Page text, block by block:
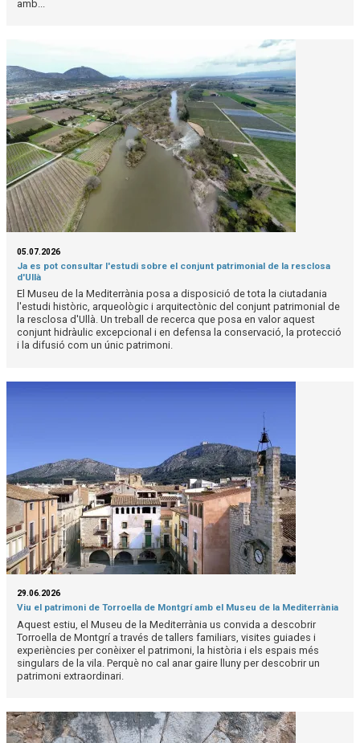
amb...
05.07.2026
Ja es pot consultar l'estudi sobre el conjunt patrimonial de la resclosa
d'Ullà
El Museu de la Mediterrània posa a disposició de tota la ciutadania
l'estudi històric, arqueològic i arquitectònic del conjunt patrimonial de
la resclosa d'Ullà. Un treball de recerca que posa en valor aquest
conjunt hidràulic excepcional i en defensa la conservació, la protecció
i la difusió com un únic patrimoni.
29.06.2026
Viu el patrimoni de Torroella de Montgrí amb el Museu de la Mediterrània
Aquest estiu, el Museu de la Mediterrània us convida a descobrir
Torroella de Montgrí a través de tallers familiars, visites guiades i
experiències per conèixer el patrimoni, la història i els espais més
singulars de la vila. Perquè no cal anar gaire lluny per descobrir un
patrimoni extraordinari.